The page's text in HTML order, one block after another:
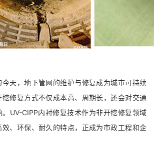
天，地下管网的维护与修复成为城市可持续
修复方式不仅成本高、周期长，还会对交通
UV-CIPP内衬修复技术作为非开挖修复领域
、环保、耐久的特点，正成为市政工程和企